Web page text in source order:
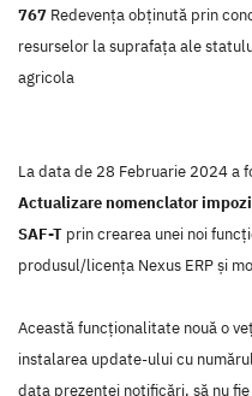
767 Redevenţa obţinută prin
resurselor la suprafaţa ale
agricola
La data de 28 Februarie 2024 a
Actualizare nomenclator
SAF-T prin crearea unei noi
produsul/licenţa Nexus ERP şi
Această funcţionalitate nouă o
instalarea update-ului cu
data prezentei notificări, să nu